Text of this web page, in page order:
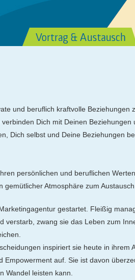
und beruflich kraftvolle
Dich mit Deinen Beziehungen
Dich selbst und Deine Beziehungen
persönlichen und beruflichen
Atmosphäre zum
gestartet. Fleißig
verstarb, zwang sie das Leben zum
inspiriert sie heute in
Empowerment auf. Sie ist davon
Wandel leisten kann.